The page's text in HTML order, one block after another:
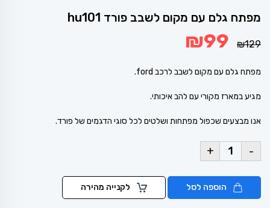
מפתח גלם עם מקום לשבב פורד hu101
₪129
המחיר
המקורי
₪99
מפתח גלם עם מקום לשבב לרכב ford.
מגיע במארז מקורי עם להב איכותי.
אנו מבצעים שכפול מפתחות ושלטים לכל סוגי הדגמים של פורד.
-
+
הוספה לסל לקנייה מהירה